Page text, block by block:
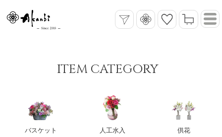
ITEM CATEGORY
バスケット 人工水入 供花